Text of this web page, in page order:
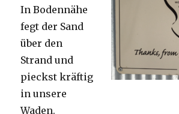
In Bodennähe
fegt der Sand
über den
Strand und
pieckst kräftig
in unsere
Waden.